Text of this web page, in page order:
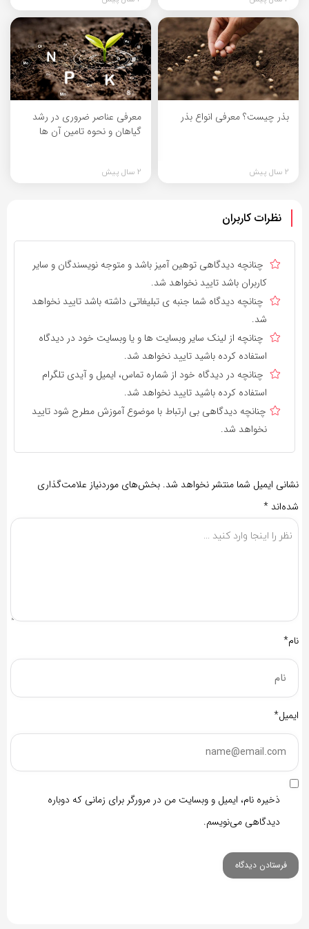
بذر چیست؟ معرفی انواع بذر
2 سال پیش
معرفی عناصر ضروری در رشد
گیاهان و نحوه تامین آن ها
2 سال پیش
نظرات کاربران
چنانچه دیدگاهی توهین آمیز باشد و متوجه نویسندگان و سایر
کاربران باشد تایید نخواهد شد.
چنانچه دیدگاه شما جنبه ی تبلیغاتی داشته باشد تایید نخواهد
شد.
چنانچه از لینک سایر وبسایت ها و یا وبسایت خود در دیدگاه
استفاده کرده باشید تایید نخواهد شد.
چنانچه در دیدگاه خود از شماره تماس، ایمیل و آیدی تلگرام
استفاده کرده باشید تایید نخواهد شد.
چنانچه دیدگاهی بی ارتباط با موضوع آموزش مطرح شود تایید
نخواهد شد.
نشانی ایمیل شما منتشر نخواهد شد. بخش‌های موردنیاز علامت‌گذاری
شده‌اند *
نام*
ایمیل*
ذخیره نام، ایمیل و وبسایت من در مرورگر برای زمانی که دوباره
دیدگاهی می‌نویسم.